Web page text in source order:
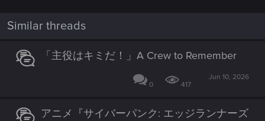
i
o
s
:
Similar threads
「主役はキミだ！」A Crew to Remember
0 417
Jun 10, 2026
アニメ『サイバーパンク: エッジランナーズ